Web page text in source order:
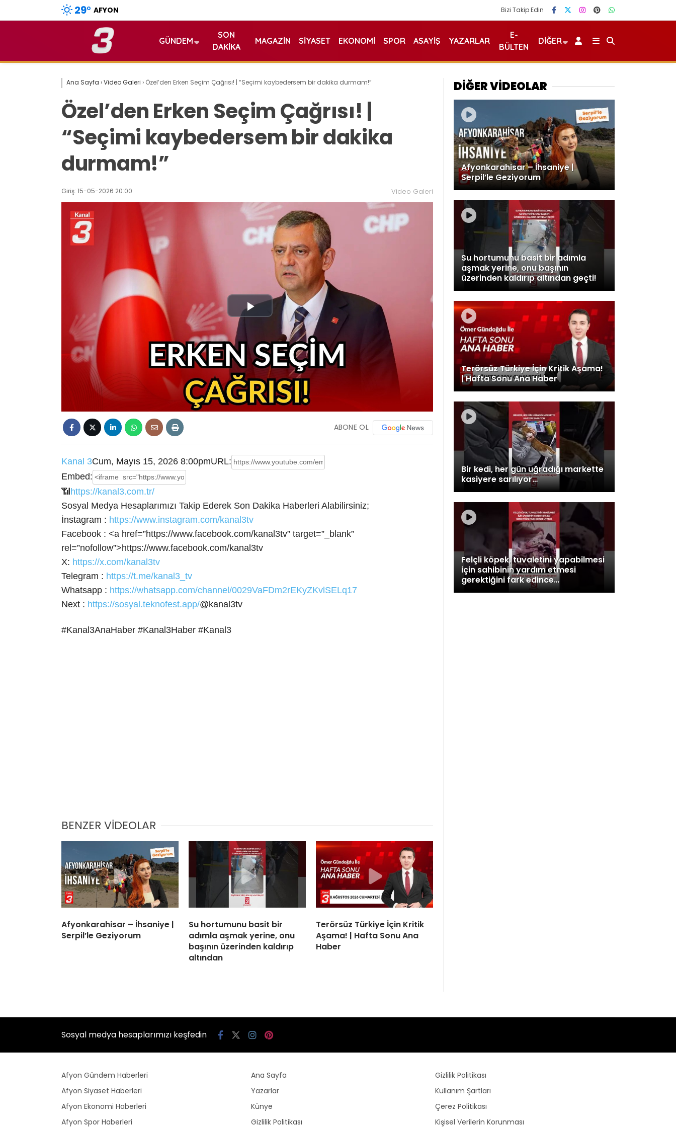
29° AFYON Bizi Takip Edin
GÜNDEM
SON
DAKIKA
MAGAZIN SIYASET EKONOMI SPOR ASAYIŞ YAZARLAR
E-
BÜLTEN
DIĞER
Ana Sayfa ›Video Galeri › Özel’den Erken Seçim Çağrısı! | “Seçimi kaybedersem bir dakika durmam!”
Özel’den Erken Seçim Çağrısı! |
“Seçimi kaybedersem bir dakika
durmam!”
Giriş: 15-05-2026 20:00 Video Galeri
Play
Video
ABONE OL
Kanal 3Cum, Mayıs 15, 2026 8:00pmURL:
Embed:
📶https://kanal3.com.tr/
Sosyal Medya Hesaplarımızı Takip Ederek Son Dakika Haberleri Alabilirsiniz;
İnstagram : https://www.instagram.com/kanal3tv
Facebook : <a href=”https://www.facebook.com/kanal3tv” target=”_blank”
rel=”nofollow”>https://www.facebook.com/kanal3tv
X: https://x.com/kanal3tv
Telegram : https://t.me/kanal3_tv
Whatsapp : https://whatsapp.com/channel/0029VaFDm2rEKyZKvlSELq17
Next : https://sosyal.teknofest.app/@kanal3tv
#Kanal3AnaHaber #Kanal3Haber #Kanal3
BENZER VİDEOLAR
Afyonkarahisar – İhsaniye |
Serpil’le Geziyorum
Su hortumunu basit bir
adımla aşmak yerine, onu
başının üzerinden kaldırıp
altından
Terörsüz Türkiye İçin Kritik
Aşama! | Hafta Sonu Ana
Haber
DİĞER VİDEOLAR
Afyonkarahisar – İhsaniye |
Serpil’le Geziyorum
Su hortumunu basit bir adımla
aşmak yerine, onu başının
üzerinden kaldırıp altından geçti!
Terörsüz Türkiye İçin Kritik Aşama!
| Hafta Sonu Ana Haber
Bir kedi, her gün uğradığı markette
kasiyere sarılıyor…
Felçli köpek, tuvaletini yapabilmesi
için sahibinin yardım etmesi
gerektiğini fark edince…
Sosyal medya hesaplarımızı keşfedin
Afyon Gündem Haberleri
Afyon Siyaset Haberleri
Afyon Ekonomi Haberleri
Afyon Spor Haberleri
Ana Sayfa
Yazarlar
Künye
Gizlilik Politikası
Gizlilik Politikası
Kullanım Şartları
Çerez Politikası
Kişisel Verilerin Korunması